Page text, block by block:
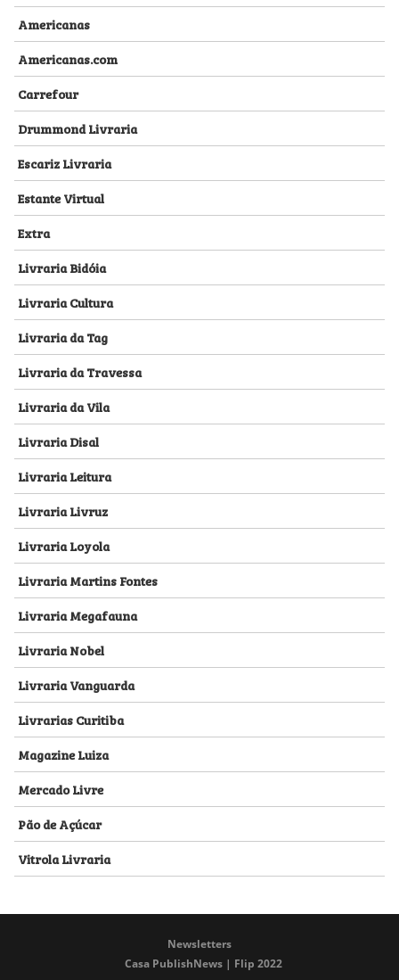
Americanas
Americanas.com
Carrefour
Drummond Livraria
Escariz Livraria
Estante Virtual
Extra
Livraria Bidóia
Livraria Cultura
Livraria da Tag
Livraria da Travessa
Livraria da Vila
Livraria Disal
Livraria Leitura
Livraria Livruz
Livraria Loyola
Livraria Martins Fontes
Livraria Megafauna
Livraria Nobel
Livraria Vanguarda
Livrarias Curitiba
Magazine Luiza
Mercado Livre
Pão de Açúcar
Vitrola Livraria
Newsletters
Casa PublishNews | Flip 2022